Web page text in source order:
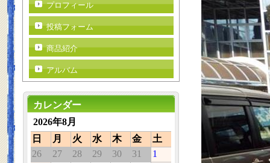
プロフィール
投稿フォーム
商品紹介
アルバム
カレンダー
2026年8月
日
月 火 水 木 金
土
26
27 28 29 30 31
1